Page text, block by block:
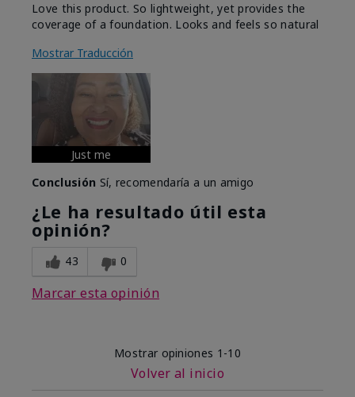
Love this product. So lightweight, yet provides the
coverage of a foundation. Looks and feels so natural
Mostrar Traducción
Just me
Conclusión Sí, recomendaría a un amigo
¿Le ha resultado útil esta
opinión?
43 0
Marcar esta opinión
Mostrar opiniones 1-10
Volver al inicio